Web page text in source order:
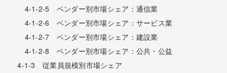
4-1-2-5 ベンダー別市場シェア：通信業
4-1-2-6 ベンダー別市場シェア：サービス業
4-1-2-7 ベンダー別市場シェア：建設業
4-1-2-8 ベンダー別市場シェア：公共・公益
4-1-3 従業員規模別市場シェア